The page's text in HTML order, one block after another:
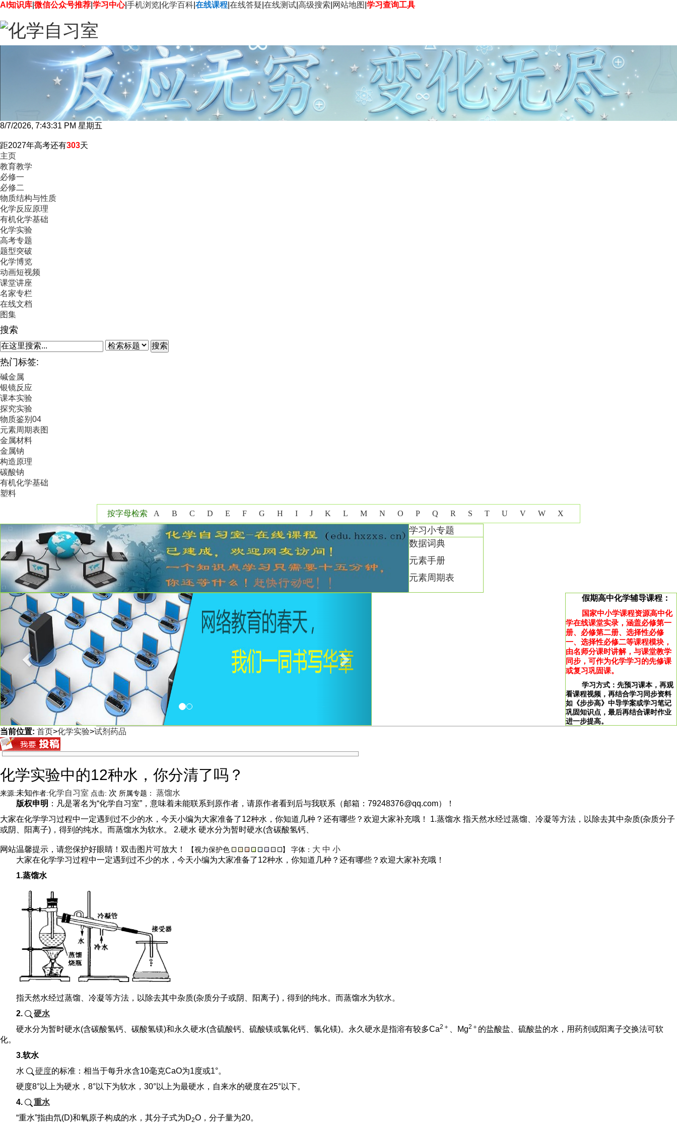
AI知识库 微信公众号推荐 学习中心|手机浏览 化学百科 在线课程 在线答疑 在线测试 高级搜索 网站地图 学习查询工具
8/7/2026, 7:43:32 PM 星期五
距2027年高考还有303天
主页
教育教学
必修一
必修二
物质结构与性质
化学反应原理
有机化学基础
化学实验
高考专题
题型突破
化学博览
动画短视频
课堂讲座
名家专栏
在线文档
图集
搜索
搜索
热门标签:
碱金属
银镜反应
课本实验
探究实验
物质鉴别04
元素周期表图
金属材料
金属钠
构造原理
碳酸钠
有机化学基础
塑料
按字母检索 A B C D E F G H I J K L M N O P Q R S T U V W X
Y Z
学习小专题
数据词典
元素手册
元素周期表
Previous 假期高中化学辅导课程：
国家中小学课程资源高中化
学在线课堂实录，涵盖必修第一
册、必修第二册、选择性必修
一、选择性必修二等课程模块，
由名师分课时讲解，与课堂教学
同步，可作为化学学习的先修课
或复习巩固课。
学习方式：先预习课本，再观
看课程视频，再结合学习同步资料
如《步步高》中导学案或学习笔记
巩固知识点，最后再结合课时作业
进一步提高。
<
当前位置: 首页>化学实验>试剂药品
化学实验中的12种水，你分清了吗？
来源:未知作者:化学自习室 点击: 次 所属专题：
蒸馏水
版权申明 ：凡是署名为“化学自习室”，意味着未能联系到原作者，请原作者看到后与我联系（邮箱：79248376@qq.com）！
大家在化学学习过程中一定遇到过不少的水，今天小编为大家准备了12种水，你知道几种？还有哪些？欢迎大家补充哦！ 1.蒸馏水 指天然水经过蒸馏、冷凝等方法，以除去其中杂质(杂质分子
或阴、阳离子)，得到的纯水。而蒸馏水为软水。 2.硬水 硬水分为暂时硬水(含碳酸氢钙、
网站温馨提示，请您保护好眼睛！双击图片可放大！ 【视力保护色 】 字体： 大 中 小
大家在化学学习过程中一定遇到过不少的水，今天小编为大家准备了12种水，你知道几种？还有哪些？欢迎大家补充哦！
1.蒸馏水
指天然水经过蒸馏、冷凝等方法，以除去其中杂质(杂质分子或阴、阳离子)，得到的纯水。而蒸馏水为软水。
2.
硬水
硬水分为暂时硬水(含碳酸氢钙、碳酸氢镁)和永久硬水(含硫酸钙、硫酸镁或氯化钙、氯化镁)。永久硬水是指溶有较多Ca2＋ 、Mg2＋ 的盐酸盐、硫酸盐的水，用药剂或阳离子交换法可软
化。
3.软水
水
硬度的标准：相当于每升水含10毫克CaO为1度或1°。
硬度8°以上为硬水，8°以下为软水，30°以上为最硬水，自来水的硬度在25°以下。
4.
重水
“重水”指由氘(D)和氧原子构成的水，其分子式为D2O，分子量为20。